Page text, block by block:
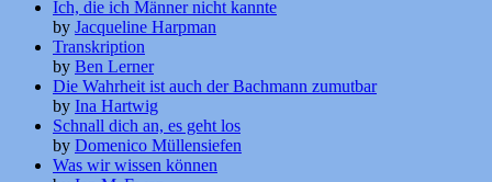
Ich, die ich Männer nicht kannte
by Jacqueline Harpman
Transkription
by Ben Lerner
Die Wahrheit ist auch der Bachmann zumutbar
by Ina Hartwig
Schnall dich an, es geht los
by Domenico Müllensiefen
Was wir wissen können